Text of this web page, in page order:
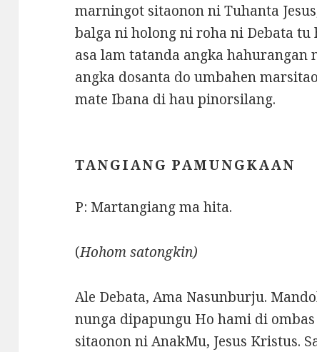
marningot sitaonon ni Tuhanta
balga ni holong ni roha ni Debata
asa lam tatanda angka
angka dosanta do umbahen
mate Ibana di hau pinorsilang.
TANGIANG PAMUNGKAAN
P: Martangiang ma hita.
(Hohom satongkin)
Ale Debata, Ama Nasunburju.
nunga dipapungu Ho hami di
sitaonon ni AnakMu, Jesus Kristus.